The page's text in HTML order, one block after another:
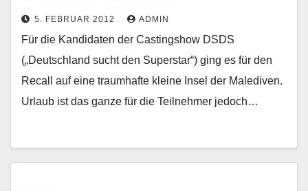
5. FEBRUAR 2012 ADMIN
Für die Kandidaten der Castingshow DSDS
(„Deutschland sucht den Superstar“) ging es für den
Recall auf eine traumhafte kleine Insel der Malediven.
Urlaub ist das ganze für die Teilnehmer jedoch…